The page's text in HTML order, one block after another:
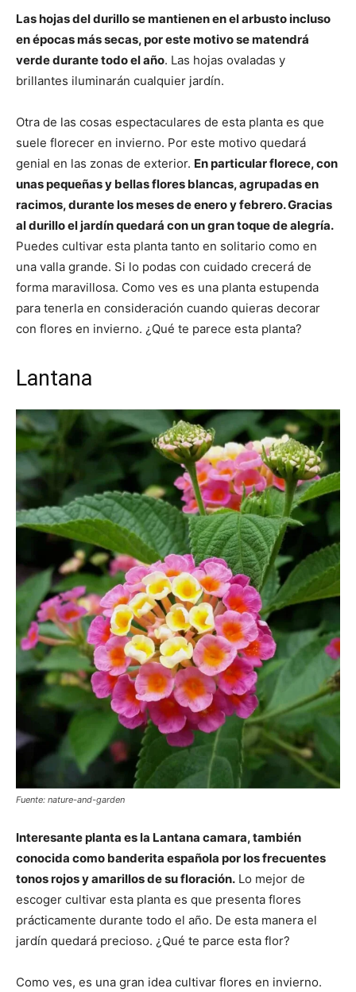
Las hojas del durillo se mantienen en el arbusto incluso
en épocas más secas, por este motivo se matendrá
verde durante todo el año. Las hojas ovaladas y
brillantes iluminarán cualquier jardín.
Otra de las cosas espectaculares de esta planta es que
suele florecer en invierno. Por este motivo quedará
genial en las zonas de exterior. En particular florece, con
unas pequeñas y bellas flores blancas, agrupadas en
racimos, durante los meses de enero y febrero. Gracias
al durillo el jardín quedará con un gran toque de alegría.
Puedes cultivar esta planta tanto en solitario como en
una valla grande. Si lo podas con cuidado crecerá de
forma maravillosa. Como ves es una planta estupenda
para tenerla en consideración cuando quieras decorar
con flores en invierno. ¿Qué te parece esta planta?
Lantana
Fuente: nature-and-garden
Interesante planta es la Lantana camara, también
conocida como banderita española por los frecuentes
tonos rojos y amarillos de su floración. Lo mejor de
escoger cultivar esta planta es que presenta flores
prácticamente durante todo el año. De esta manera el
jardín quedará precioso. ¿Qué te parce esta flor?
Como ves, es una gran idea cultivar flores en invierno.